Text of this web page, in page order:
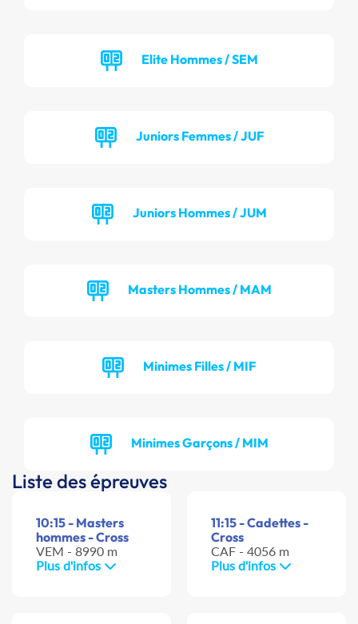
Elite Hommes / SEM
Juniors Femmes / JUF
Juniors Hommes / JUM
Masters Hommes / MAM
Minimes Filles / MIF
Minimes Garçons / MIM
Liste des épreuves
10:15 - Masters
hommes - Cross
VEM - 8990 m
Plus d'infos
11:15 - Cadettes -
Cross
CAF - 4056 m
Plus d'infos